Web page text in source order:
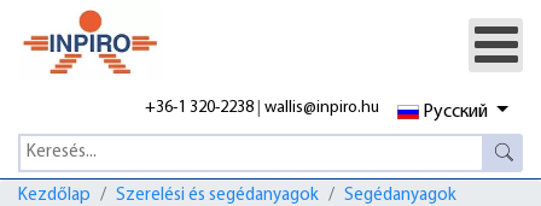
+36-1 320-2238 |wallis@inpiro.hu Русский
Kezdőlap Szerelési és segédanyagok
Segédanyagok